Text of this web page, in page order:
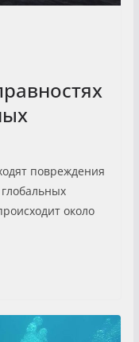
повреждения
около